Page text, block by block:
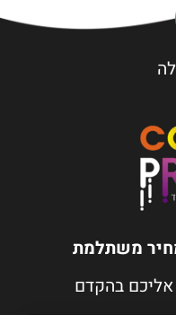
משתלמת
אליכם בהקדם